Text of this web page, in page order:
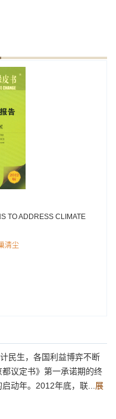
TO ADDRESS CLIMATE
清尘
民生，各国利益博弈不断
议定书》第一承诺期的终
动年。2012年底，联... 展